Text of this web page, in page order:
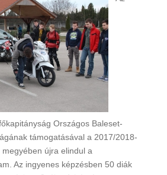
Országos Baleset-
támogatásával a 2017/2018-
újra elindul a
Az ingyenes képzésben 50 diák